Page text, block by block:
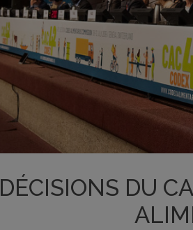
DÉCISIONS DU